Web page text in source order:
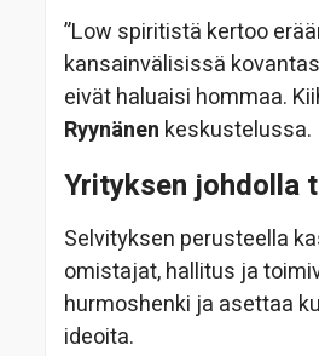
”Low spiritistä kertoo
kansainvälisissä
eivät haluaisi hommaa.
Ryynänen keskustelussa.
Yrityksen johdolla
Selvityksen perusteella
omistajat, hallitus ja
hurmoshenki ja asettaa
ideoita.